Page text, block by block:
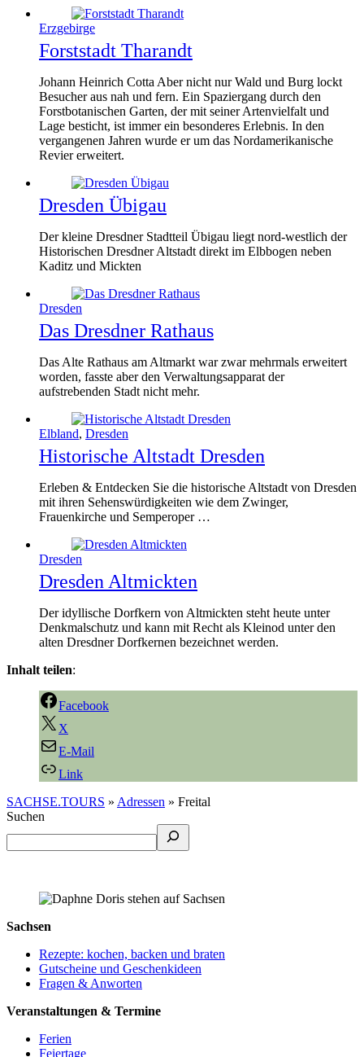
Erzgebirge
Forststadt Tharandt
Johann Heinrich Cotta Aber nicht nur Wald und Burg lockt
Besucher aus nah und fern. Ein Spaziergang durch den
Forstbotanischen Garten, der mit seiner Artenvielfalt und
Lage besticht, ist immer ein besonderes Erlebnis. In den
vergangenen Jahren wurde er um das Nordamerikanische
Revier erweitert.
Dresden Übigau
Der kleine Dresdner Stadtteil Übigau liegt nord-westlich der
Historischen Dresdner Altstadt direkt im Elbbogen neben
Kaditz und Mickten
Dresden
Das Dresdner Rathaus
Das Alte Rathaus am Altmarkt war zwar mehrmals erweitert
worden, fasste aber den Verwaltungsapparat der
aufstrebenden Stadt nicht mehr.
Elbland, Dresden
Historische Altstadt Dresden
Erleben & Entdecken Sie die historische Altstadt von Dresden
mit ihren Sehenswürdigkeiten wie dem Zwinger,
Frauenkirche und Semperoper …
Dresden
Dresden Altmickten
Der idyllische Dorfkern von Altmickten steht heute unter
Denkmalschutz und kann mit Recht als Kleinod unter den
alten Dresdner Dorfkernen bezeichnet werden.
Inhalt teilen:
Facebook
X
E-Mail
Link
SACHSE.TOURS » Adressen » Freital
Suchen
Sachsen
Rezepte: kochen, backen und braten
Gutscheine und Geschenkideen
Fragen & Anworten
Veranstaltungen & Termine
Ferien
Feiertage